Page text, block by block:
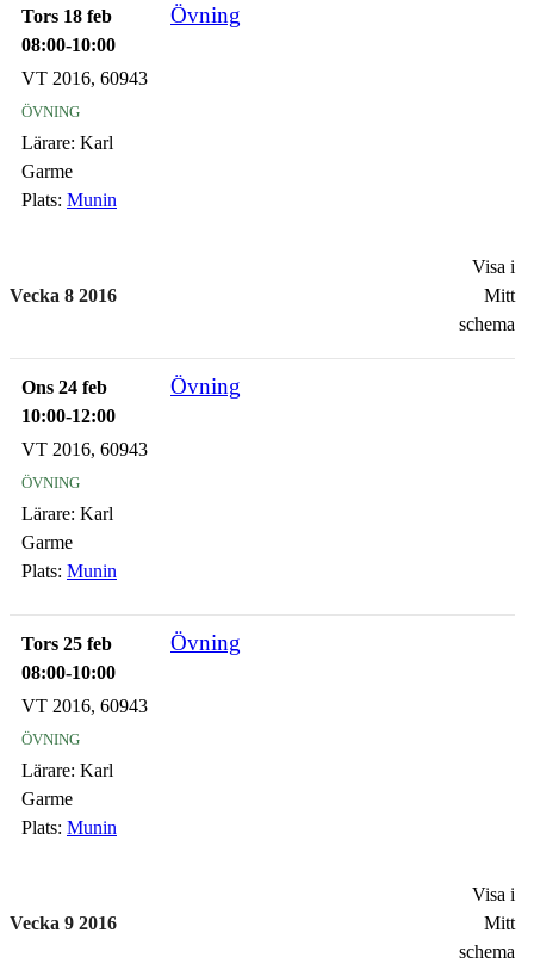
Tors 18 feb
08:00-10:00
Övning
VT 2016, 60943
övning
Lärare: Karl
Garme
Plats: Munin
Vecka 8 2016
Visa i
Mitt
schema
Ons 24 feb
10:00-12:00
Övning
VT 2016, 60943
övning
Lärare: Karl
Garme
Plats: Munin
Tors 25 feb
08:00-10:00
Övning
VT 2016, 60943
övning
Lärare: Karl
Garme
Plats: Munin
Vecka 9 2016
Visa i
Mitt
schema